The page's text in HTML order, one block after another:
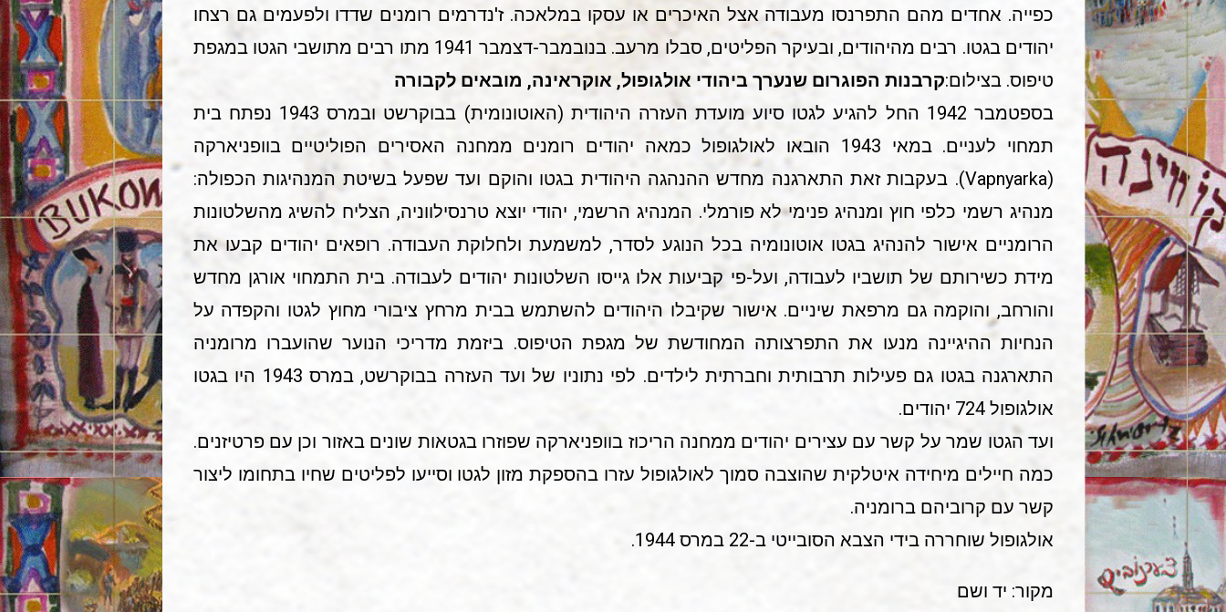
כפייה. אחדים מהם התפרנסו מעבודה אצל האיכרים או עסקו במלאכה. ז'נדרמים רומנים שדדו ולפעמים גם רצחו
יהודים בגטו. רבים מהיהודים, ובעיקר הפליטים, סבלו מרעב. בנובמבר-דצמבר 1941 מתו רבים מתושבי הגטו במגפת
טיפוס. בצילום:קרבנות הפוגרום שנערך ביהודי אולגופול, אוקראינה, מובאים לקבורה
בספטמבר 1942 החל להגיע לגטו סיוע מועדת העזרה היהודית (האוטונומית) בבוקרשט ובמרס 1943 נפתח בית
תמחוי לעניים. במאי 1943 הובאו לאולגופול כמאה יהודים רומנים ממחנה האסירים הפוליטיים בוופניארקה
(Vapnyarka). בעקבות זאת התארגנה מחדש ההנהגה היהודית בגטו והוקם ועד שפעל בשיטת המנהיגות הכפולה:
מנהיג רשמי כלפי חוץ ומנהיג פנימי לא פורמלי. המנהיג הרשמי, יהודי יוצא טרנסילווניה, הצליח להשיג מהשלטונות
הרומניים אישור להנהיג בגטו אוטונומיה בכל הנוגע לסדר, למשמעת ולחלוקת העבודה. רופאים יהודים קבעו את
מידת כשירותם של תושביו לעבודה, ועל-פי קביעות אלו גייסו השלטונות יהודים לעבודה. בית התמחוי אורגן מחדש
והורחב, והוקמה גם מרפאת שיניים. אישור שקיבלו היהודים להשתמש בבית מרחץ ציבורי מחוץ לגטו והקפדה על
הנחיות ההיגיינה מנעו את התפרצותה המחודשת של מגפת הטיפוס. ביזמת מדריכי הנוער שהועברו מרומניה
התארגנה בגטו גם פעילות תרבותית וחברתית לילדים. לפי נתוניו של ועד העזרה בבוקרשט, במרס 1943 היו בגטו
אולגופול 724 יהודים.
ועד הגטו שמר על קשר עם עצירים יהודים ממחנה הריכוז בוופניארקה שפוזרו בגטאות שונים באזור וכן עם פרטיזנים.
כמה חיילים מיחידה איטלקית שהוצבה סמוך לאולגופול עזרו בהספקת מזון לגטו וסייעו לפליטים שחיו בתחומו ליצור
קשר עם קרוביהם ברומניה.
אולגופול שוחררה בידי הצבא הסובייטי ב-22 במרס 1944.
מקור: יד ושם